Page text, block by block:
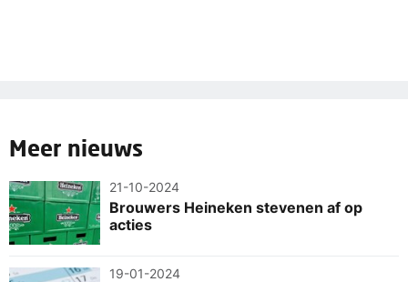
Meer nieuws
21-10-2024
Brouwers Heineken stevenen af op
acties
19-01-2024